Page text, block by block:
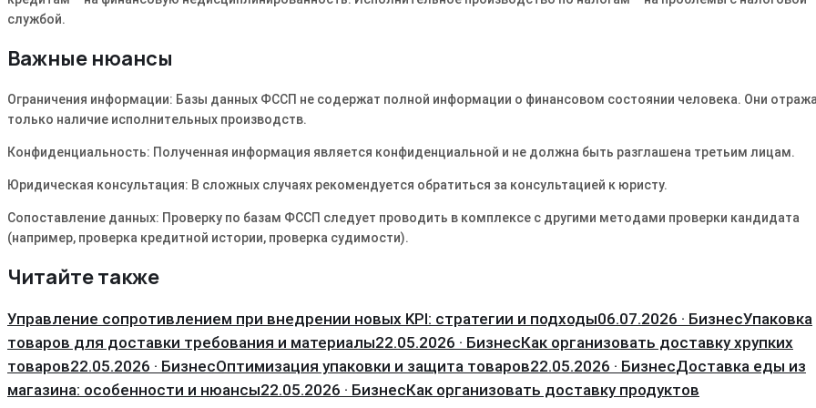
службой.
Важные нюансы
Ограничения информации: Базы данных ФССП не содержат полной информации о финансовом состоянии человека. Они
только наличие исполнительных производств.
Конфиденциальность: Полученная информация является конфиденциальной и не должна быть разглашена третьим лицам.
Юридическая консультация: В сложных случаях рекомендуется обратиться за консультацией к юристу.
Сопоставление данных: Проверку по базам ФССП следует проводить в комплексе с другими методами проверки кандидата
(например, проверка кредитной истории, проверка судимости).
Читайте также
Управление сопротивлением при внедрении новых KPI: стратегии и подходы06.07.2026 · БизнесУпаковка
товаров для доставки требования и материалы22.05.2026 · БизнесКак организовать доставку хрупких
товаров22.05.2026 · БизнесОптимизация упаковки и защита товаров22.05.2026 · БизнесДоставка еды из
магазина: особенности и нюансы22.05.2026 · БизнесКак организовать доставку продуктов